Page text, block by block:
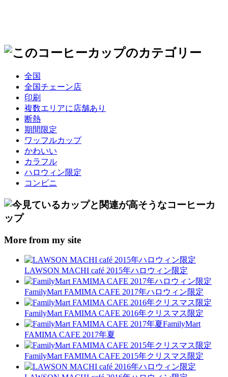
全国
全国チェーン店
印刷
複数エリアに店舗あり
断熱
期間限定
ワッフルカップ
かわいい
カラフル
ハロウィン限定
コンビニ
More from my site
LAWSON MACHI café 2015年ハロウィン限定
FamilyMart FAMIMA CAFE 2017年ハロウィン限定
FamilyMart FAMIMA CAFE 2016年クリスマス限定
FamilyMart
FAMIMA CAFE 2017年夏
FamilyMart FAMIMA CAFE 2015年クリスマス限定